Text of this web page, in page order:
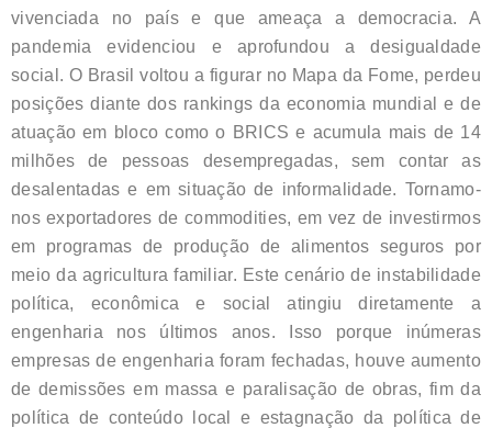
vivenciada no país e que ameaça a democracia. A
pandemia evidenciou e aprofundou a desigualdade
social. O Brasil voltou a figurar no Mapa da Fome, perdeu
posições diante dos rankings da economia mundial e de
atuação em bloco como o BRICS e acumula mais de 14
milhões de pessoas desempregadas, sem contar as
desalentadas e em situação de informalidade. Tornamo-
nos exportadores de commodities, em vez de investirmos
em programas de produção de alimentos seguros por
meio da agricultura familiar. Este cenário de instabilidade
política, econômica e social atingiu diretamente a
engenharia nos últimos anos. Isso porque inúmeras
empresas de engenharia foram fechadas, houve aumento
de demissões em massa e paralisação de obras, fim da
política de conteúdo local e estagnação da política de